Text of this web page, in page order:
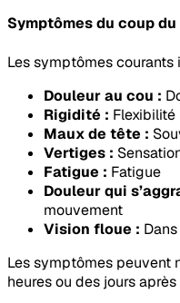
Symptômes du coup
Les symptômes courants
Douleur au cou :
Rigidité : Flexibilité
Maux de tête :
Vertiges :
Fatigue : Fatigue
Douleur qui
mouvement
Vision floue :
Les symptômes peuvent
heures ou des jours